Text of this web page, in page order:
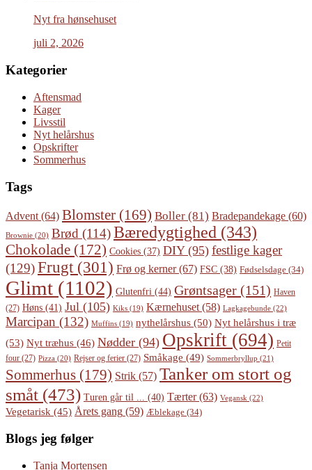
Nyt fra hønsehuset
juli 2, 2026
Kategorier
Aftensmad
Kager
Livsstil
Nyt helårshus
Opskrifter
Sommerhus
Tags
Advent (64) Blomster (169) Boller (81) Bradepandekage (60)
Brownie (20) Brød (114)Bæredygtighed (343)
Chokolade (172) Cookies (37) DIY(95) festlige kager
(129)Frugt(301) Frø og kerner(67) FSC (38) Fødselsdage (34)
Glimt (1102) Glutenfri (44) Grøntsager (151) Haven
(27) Høns (41) Jul (105) Kiks (19) Kærnehuset (58) Lagkagebunde (22)
Marcipan (132) Muffins (19) nythelårshus (50) Nyt helårshus i træ
(53) Nyt træhus (46) Nødder (94) Opskrift (694) Petit
four (27) Pizza (20) Rejser og ferier (27) Småkage (49) Sommerbryllup (21)
Sommerhus (179) Strik (57) Tanker om stort og
småt (473) Turen går til ... (40) Tærter(63) Vegansk (22)
Vegetarisk (45) Årets gang (59) Æblekage (34)
Blogs jeg følger
Tanja Mortensen